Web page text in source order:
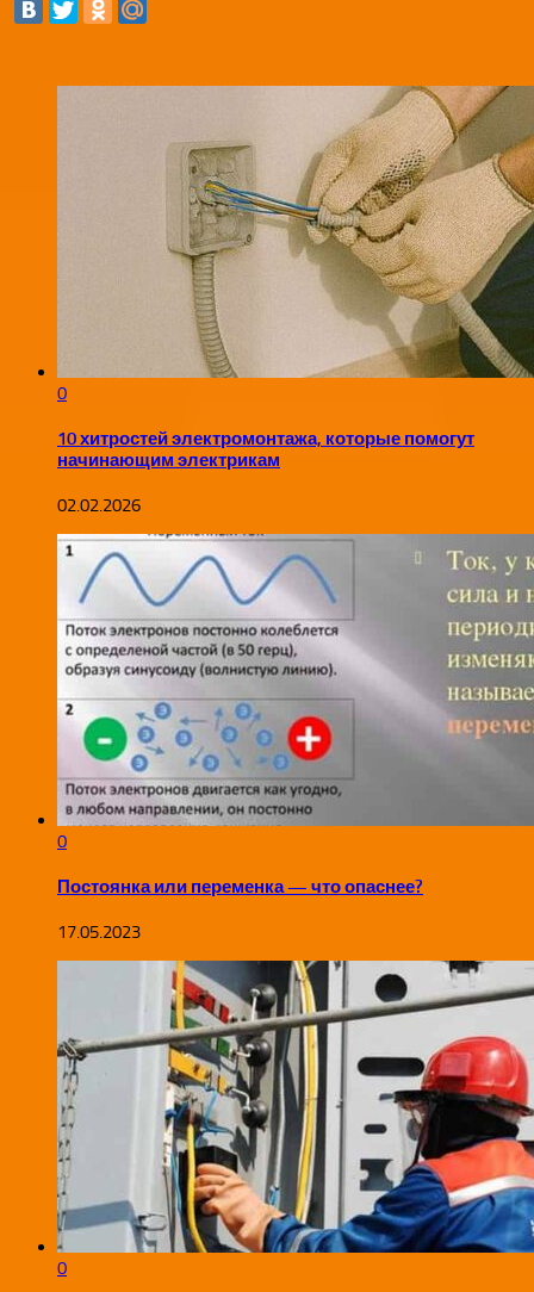
0
10 хитростей электромонтажа, которые помогут
начинающим электрикам
02.02.2026
0
Постоянка или переменка — что опаснее?
17.05.2023
0